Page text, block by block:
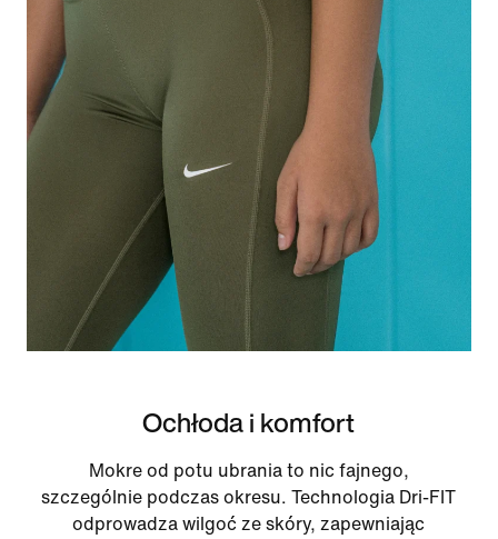
Ochłoda i komfort
Mokre od potu ubrania to nic fajnego,
szczególnie podczas okresu. Technologia Dri-FIT
odprowadza wilgoć ze skóry, zapewniając